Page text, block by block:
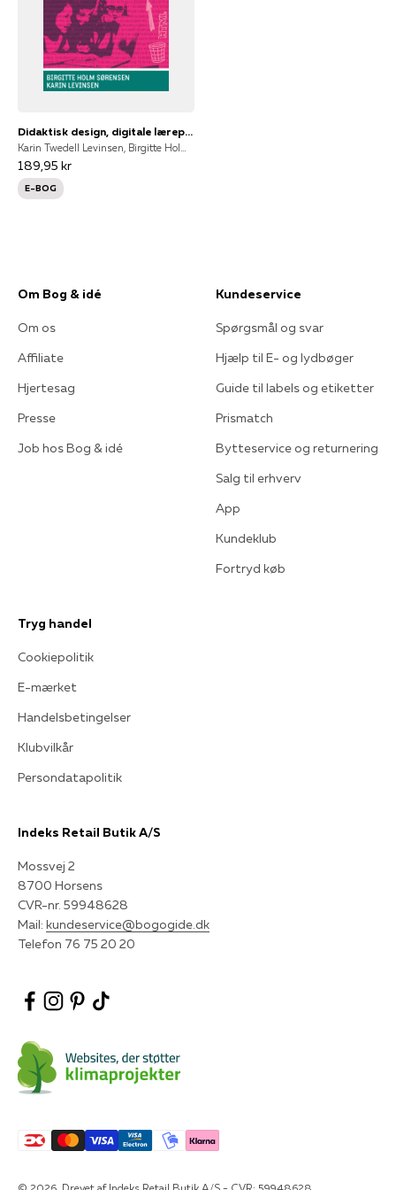
Didaktisk design, digitale læreprocesser
Karin Twedell Levinsen, Birgitte Holm Sørensen, Karin Levinsen
189,95 kr
E-BOG
Om Bog & idé
Om os
Affiliate
Hjertesag
Presse
Job hos Bog & idé
Kundeservice
Spørgsmål og svar
Hjælp til E- og lydbøger
Guide til labels og etiketter
Prismatch
Bytteservice og returnering
Salg til erhverv
App
Kundeklub
Fortryd køb
Tryg handel
Cookiepolitik
E-mærket
Handelsbetingelser
Klubvilkår
Persondatapolitik
Indeks Retail Butik A/S
Mossvej 2
8700 Horsens
CVR-nr. 59948628
Mail: kundeservice@bogogide.dk
Telefon 76 75 20 20